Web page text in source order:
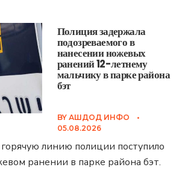
Полиция задержала
подозреваемого в
нанесении ножевых
ранений 12-летнему
мальчику в парке района
бэт
BY АШДОД ИНФО
•
05.08.2026
линию полиции поступило
ранении в парке района бэт.